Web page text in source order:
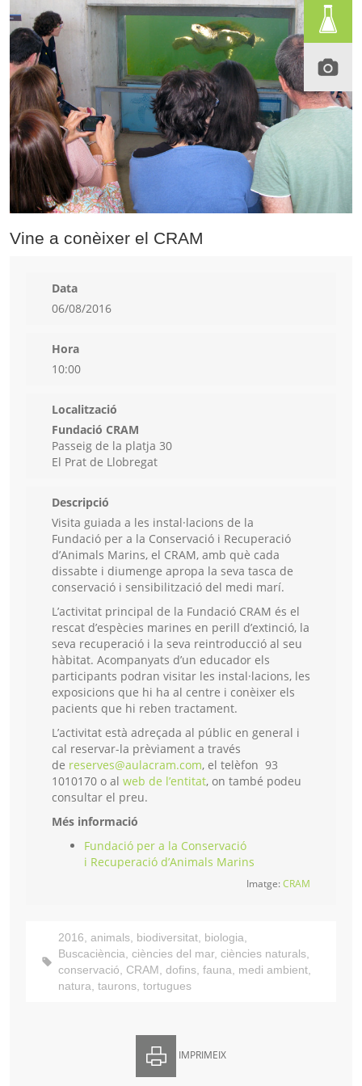
Vine a conèixer el CRAM
Data
06/08/2016
Hora
10:00
Localització
Fundació CRAM
Passeig de la platja 30
El Prat de Llobregat
Descripció
Visita guiada a les instal·lacions de la
Fundació per a la Conservació i Recuperació
d’Animals Marins, el CRAM, amb què cada
dissabte i diumenge apropa la seva tasca de
conservació i sensibilització del medi marí.
L’activitat principal de la Fundació CRAM és el
rescat d’espècies marines en perill d’extinció, la
seva recuperació i la seva reintroducció al seu
hàbitat. Acompanyats d’un educador els
participants podran visitar les instal·lacions, les
exposicions que hi ha al centre i conèixer els
pacients que hi reben tractament.
L’activitat està adreçada al públic en general i
cal reservar-la prèviament a través
de reserves@aulacram.com, el telèfon 93
1010170 o al web de l’entitat, on també podeu
consultar el preu.
Més informació
Fundació per a la Conservació
i Recuperació d’Animals Marins
Imatge:CRAM
2016, animals, biodiversitat, biologia,
Buscaciència, ciències del mar, ciències naturals,
conservació, CRAM, dofins, fauna, medi ambient,
natura, taurons, tortugues
IMPRIMEIX